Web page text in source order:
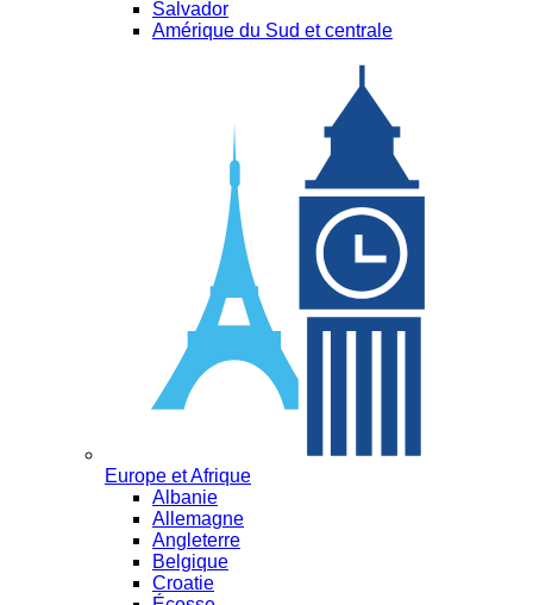
Salvador
Amérique du Sud et centrale
Europe et Afrique
Albanie
Allemagne
Angleterre
Belgique
Croatie